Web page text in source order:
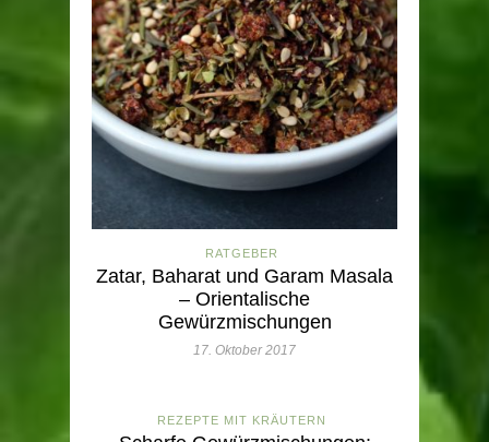
RATGEBER
Zatar, Baharat und Garam Masala
– Orientalische
Gewürzmischungen
17. Oktober 2017
REZEPTE MIT KRÄUTERN